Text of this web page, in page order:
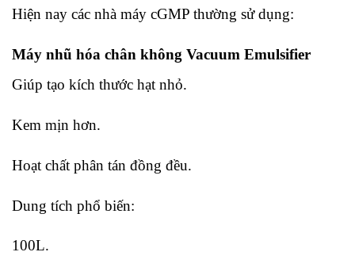
Hiện nay các nhà máy cGMP thường sử dụng:
Máy nhũ hóa chân không Vacuum Emulsifier
Giúp tạo kích thước hạt nhỏ.
Kem mịn hơn.
Hoạt chất phân tán đồng đều.
Dung tích phổ biến:
100L.